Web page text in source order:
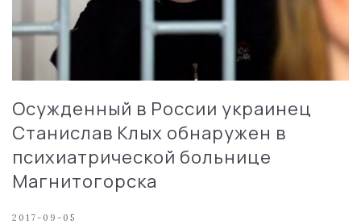
Осужденный в России украинец
Станислав Клых обнаружен в
психиатрической больнице
Магнитогорска
2017-09-05